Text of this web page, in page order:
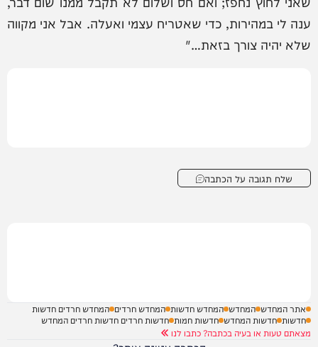
ענה לי במהירות, כדי שאטריח עצמי ואעלה. אבל אני מקווה
שלא יהיה צורך בזאת…"
שלח תגובה על הכתבה
אתר המחדש המחדש המחדש חדשות המחדש חרדים המחדש חרדים חדשות
חדשות חדשות המחדש חדשות חמות חדשות חרדים חדשות חרדים המחדש
מצאתם טעות או בעיה בכתבה? כתבו לנו